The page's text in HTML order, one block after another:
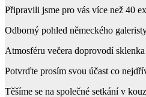
Připravili jsme pro vás více než 40
Odborný pohled německého
Atmosféru večera doprovodí
Potvrďte prosím svou účast co
Těšíme se na společné setkání v